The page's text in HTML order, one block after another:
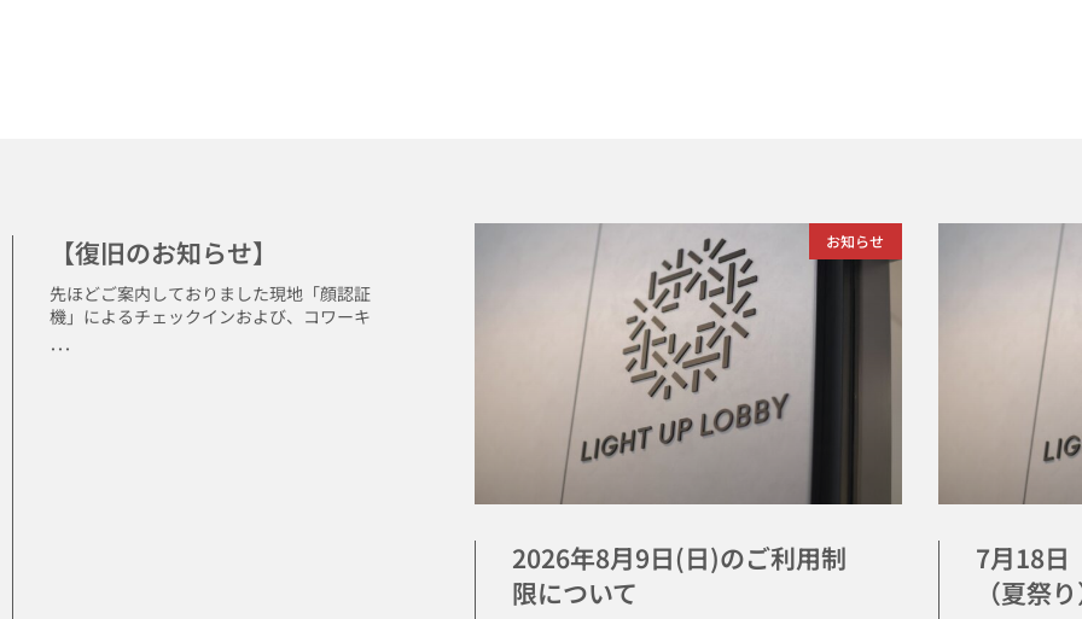
【復旧のお知らせ】
先ほどご案内しておりました現地「顔認証
機」によるチェックインおよび、コワーキ
･･･
お知らせ
2026年8月9日(日)のご利用制
限について
7月18日
（夏祭